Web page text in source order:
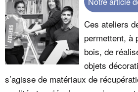
Ces ateliers
permettent, à
bois, de
objets
s’agisse de matériaux de